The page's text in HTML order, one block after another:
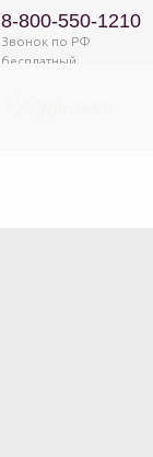
8-800-550-1210
Звонок по РФ
бесплатный